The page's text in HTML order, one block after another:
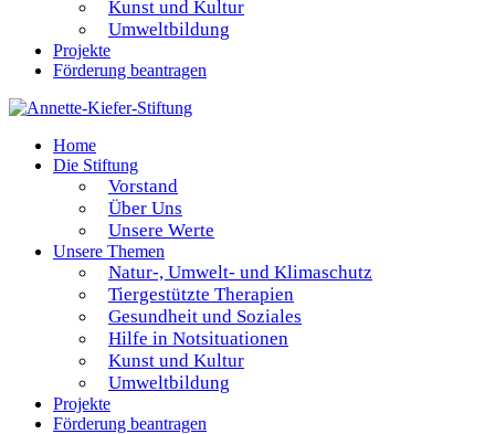
Kunst und Kultur
Umweltbildung
Projekte
Förderung beantragen
Home
Die Stiftung
Vorstand
Über Uns
Unsere Werte
Unsere Themen
Natur-, Umwelt- und Klimaschutz
Tiergestützte Therapien
Gesundheit und Soziales
Hilfe in Notsituationen
Kunst und Kultur
Umweltbildung
Projekte
Förderung beantragen